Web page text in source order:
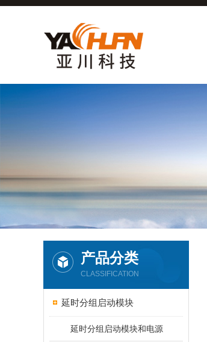
产品分类
CLASSIFICATION
延时分组启动模块
延时分组启动模块和电源